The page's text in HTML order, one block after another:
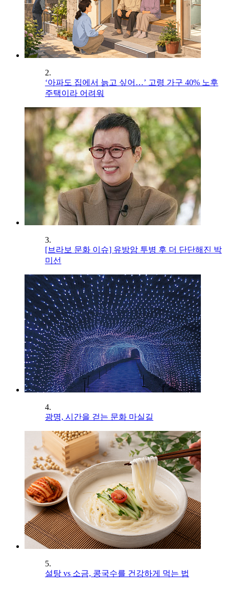
2.
‘아파도 집에서 늙고 싶어…’ 고령 가구 40% 노후
주택이라 어려워
3.
[브라보 문화 이슈] 유방암 투병 후 더 단단해진 박
미선
4.
광명, 시간을 걷는 문화 마실길
5.
설탕 vs 소금, 콩국수를 건강하게 먹는 법